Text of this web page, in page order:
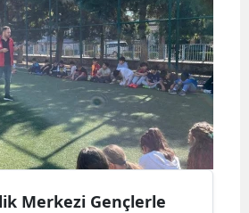
Merkezi Gençlerle